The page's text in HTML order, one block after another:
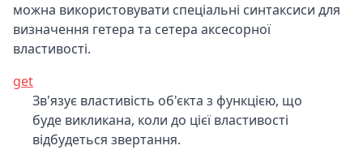
можна використовувати спеціальні синтаксиси для
визначення гетера та сетера аксесорної
властивості.
get
Зв'язує властивість об'єкта з функцією, що
буде викликана, коли до цієї властивості
відбудеться звертання.